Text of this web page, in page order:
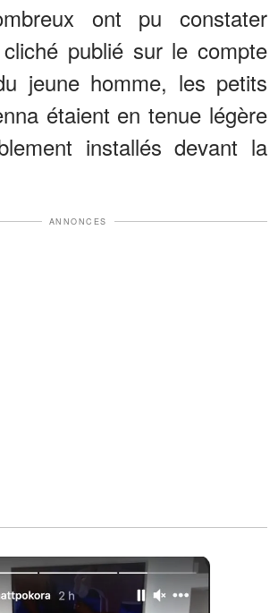
ont pu constater
publié sur le compte
jeune homme, les petits
étaient en tenue légère
installés devant la
ANNONCES